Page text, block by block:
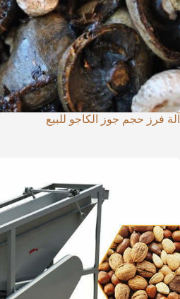
آلة فرز حجم جوز الكاجو للبيع
Whatsapp
Email